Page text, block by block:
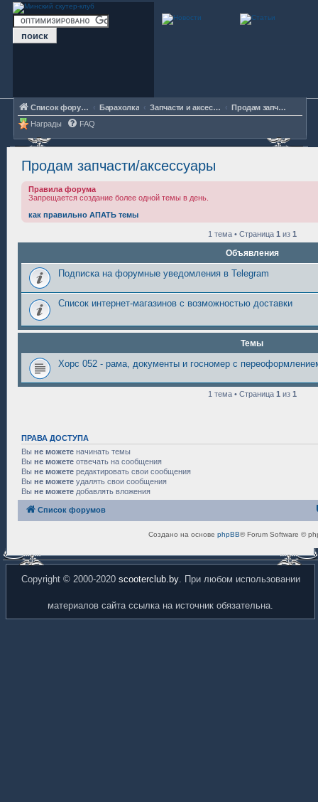
Список форумов Барахолка Запчасти и аксессуары
Продам запчасти/аксессуары
Награды
FAQ
Продам запчасти/аксессуары
Правила форума
Запрещается создание более одной темы в день.
как правильно АПАТЬ темы
1 тема • Страница 1 из 1
Объявления
Подписка на форумные уведомления в Telegram
Список интернет-магазинов с возможностью доставки
Темы
Хорс 052 - рама, документы и госномер с
1 тема • Страница 1 из 1
ПРАВА ДОСТУПА
Вы не можете начинать темы
Вы не можете отвечать на сообщения
Вы не можете редактировать свои сообщения
Вы не можете удалять свои сообщения
Вы не можете добавлять вложения
Список форумов
Создано на основе phpBB® Forum Software ©
Copyright © 2000-2020 scooterclub.by. При любом использовании
материалов сайта ссылка на источник обязательна.